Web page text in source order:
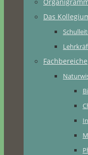
Das
Fachbereiche